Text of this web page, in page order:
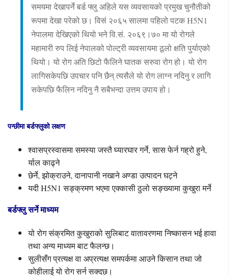
समयमा देखापर्ने बर्ड फ्लु अहिले यस व्यवसायको प्रमुख चुनौतीको
रूपमा देखा परेको छ। विसं २०६५ सालमा पहिलो पटक H5N1
नेपालमा देखिएको थियो भने वि.सं. २०६९।७० मा यो रोगले
महामारी रुप लिई नेपालको पोल्ट्री व्यवसायमा ठूलो क्षति पुर्याएको
थियो। यो रोग अति छिटो फैलिने घातक सरुवा रोग हो। यो रोग
लागिसकेपछि उपचार पनि छैन् त्यसैले यो रोग लाग्न नदिनु र लागि
सकेपछि फैलिन नदिनु नै सबैभन्दा उत्तम उपाय हो।
पन्छीमा बर्डफ्लुको लक्षण
श्वासप्रस्वासमा समस्या जस्तै घ्यारघार गर्ने, सास फेर्न गह्रो हुने,
र्याल काढ्ने
छेर्ने, झोक्राउने, दानापानी नखाने अण्डा उत्पादन घट्ने
यदी H5N1 सङ्क्रमण भएमा एक्कासी ठुलो सङ्ख्यामा कुखुरा मर्ने
बर्डफ्लु सर्ने माध्यम
यो रोग संक्रमित कुखुराको सुलिबाट वातावरणमा निष्कासन भई हावा
तथा अन्य माध्यम बाट फैलन्छ।
सुलीसँग प्रत्यक्ष वा अप्रत्यक्ष समपर्कमा आउने किसान तथा जो
कोहीलाई यो रोग सर्न सक्दछ।